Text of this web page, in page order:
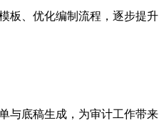
板、优化编制流程，逐步提升
与底稿生成，为审计工作带来